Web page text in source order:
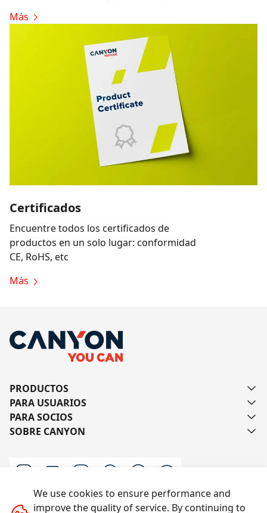
Más
Certificados
Encuentre todos los certificados de
productos en un solo lugar: conformidad
CE, RoHS, etc
Más
PRODUCTOS
PARA USUARIOS
PARA SOCIOS
SOBRE CANYON
We use cookies to ensure performance and
improve the quality of service. By continuing to